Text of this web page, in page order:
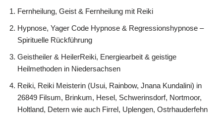
Fernheilung, Geist & Fernheilung mit Reiki
Hypnose, Yager Code Hypnose & Regressionshypnose –
Spirituelle Rückführung
Geistheiler & HeilerReiki, Energiearbeit & geistige
Heilmethoden in Niedersachsen
Reiki, Reiki Meisterin (Usui, Rainbow, Jnana Kundalini) in
26849 Filsum, Brinkum, Hesel, Schwerinsdorf, Nortmoor,
Holtland, Detern wie auch Firrel, Uplengen, Ostrhauderfehn